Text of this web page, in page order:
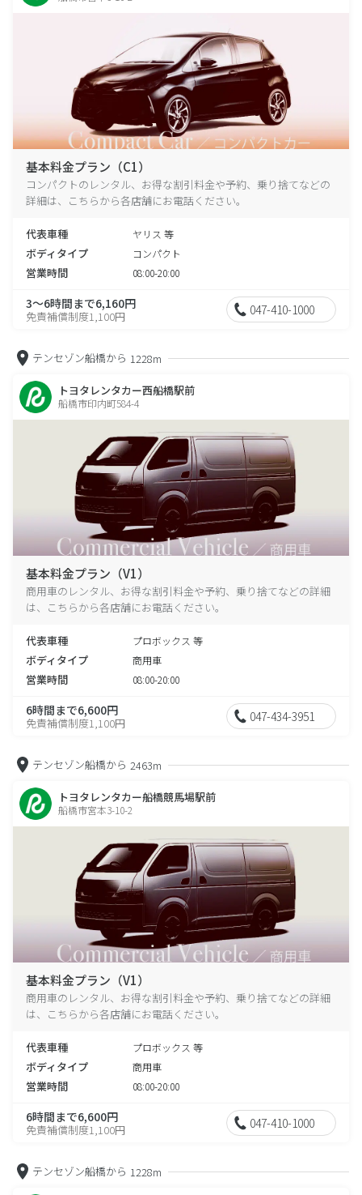
基本料金プラン（C1）
コンパクトのレンタル、お得な割引料金や予約、乗り捨てなどの
詳細は、こちらから各店舗にお電話ください。
代表車種 ヤリス 等
ボディタイプ コンパクト
営業時間 08:00-20:00
3～6時間まで6,160円
免責補償制度1,100円 047-410-1000
テンセゾン船橋から 1228m
トヨタレンタカー西船橋駅前
船橋市印内町584-4
基本料金プラン（V1）
商用車のレンタル、お得な割引料金や予約、乗り捨てなどの詳細
は、こちらから各店舗にお電話ください。
代表車種 プロボックス 等
ボディタイプ 商用車
営業時間 08:00-20:00
6時間まで6,600円
免責補償制度1,100円 047-434-3951
テンセゾン船橋から 2463m
トヨタレンタカー船橋競馬場駅前
船橋市宮本3-10-2
基本料金プラン（V1）
商用車のレンタル、お得な割引料金や予約、乗り捨てなどの詳細
は、こちらから各店舗にお電話ください。
代表車種 プロボックス 等
ボディタイプ 商用車
営業時間 08:00-20:00
6時間まで6,600円
免責補償制度1,100円 047-410-1000
テンセゾン船橋から 1228m